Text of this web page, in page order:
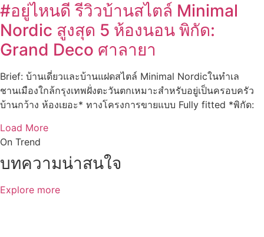
#อยู่ไหนดี รีวิวบ้านสไตล์ Minimal
Nordic สูงสุด 5 ห้องนอน พิกัด:
Grand Deco ศาลายา
Brief: บ้านเดี่ยวและบ้านแฝดสไตล์ Minimal Nordicในทำเล
ชานเมืองใกล้กรุงเทพฝั่งตะวันตกเหมาะสำหรับอยู่เป็นครอบครัว
บ้านกว้าง ห้องเยอะ* ทางโครงการขายแบบ Fully fitted *พิกัด:
Load More
On Trend
บทความน่าสนใจ
Explore more